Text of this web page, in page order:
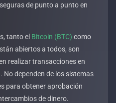
de punto a punto en
tanto el Bitcoin (BTC) como
abiertos a todos, son
realizar transacciones en
No dependen de los sistemas
para obtener aprobación
de dinero.